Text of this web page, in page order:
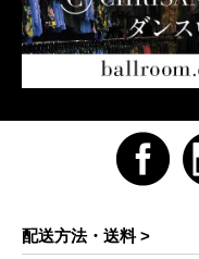
配送方法・送料 >